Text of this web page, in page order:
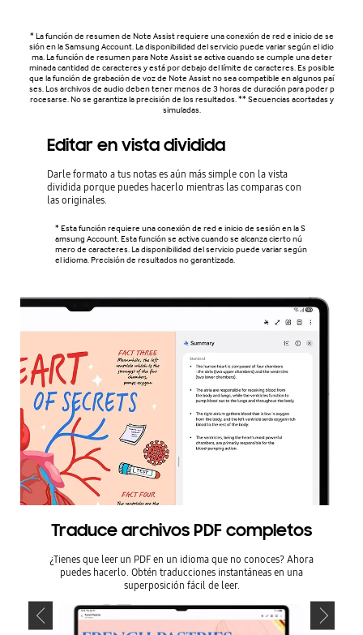
* La función de resumen de Note Assist requiere una conexión de red e inicio de se
sión en la Samsung Account. La disponibilidad del servicio puede variar según el idio
ma. La función de resumen para Note Assist se activa cuando se cumple una deter
minada cantidad de caracteres y está por debajo del límite de caracteres. Es posible
que la función de grabación de voz de Note Assist no sea compatible en algunos paí
ses. Los archivos de audio deben tener menos de 3 horas de duración para poder p
rocesarse. No se garantiza la precisión de los resultados. ** Secuencias acortadas y
simuladas.
Editar en vista dividida
Darle formato a tus notas es aún más simple con la vista
dividida porque puedes hacerlo mientras las comparas con
las originales.
* Esta función requiere una conexión de red e inicio de sesión en la S
amsung Account. Esta función se activa cuando se alcanza cierto nú
mero de caracteres. La disponibilidad del servicio puede variar según
el idioma. Precisión de resultados no garantizada.
Traduce archivos PDF completos
¿Tienes que leer un PDF en un idioma que no conoces? Ahora
puedes hacerlo. Obtén traducciones instantáneas en una
superposición fácil de leer.